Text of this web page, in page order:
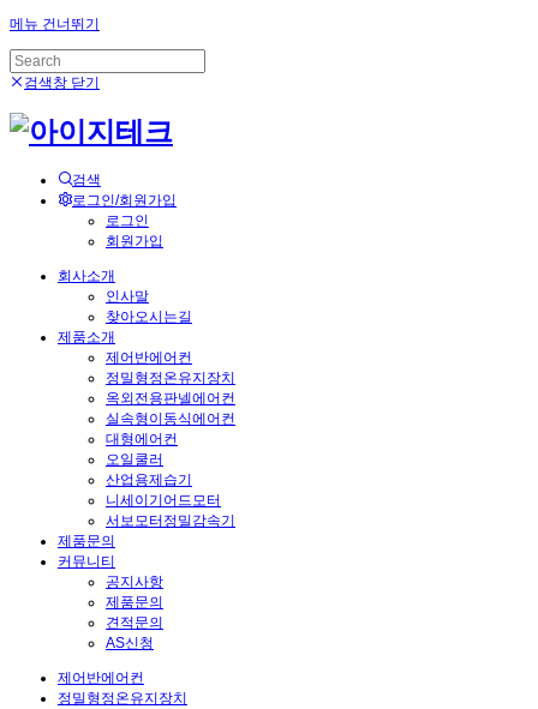
메뉴 건너뛰기
검색창 닫기
검색
로그인/회원가입
로그인
회원가입
회사소개
인사말
찾아오시는길
제품소개
제어반에어컨
정밀형정온유지장치
옥외전용판넬에어컨
실속형이동식에어컨
대형에어컨
오일쿨러
산업용제습기
니세이기어드모터
서보모터정밀감속기
제품문의
커뮤니티
공지사항
제품문의
견적문의
AS신청
제어반에어컨
정밀형정온유지장치